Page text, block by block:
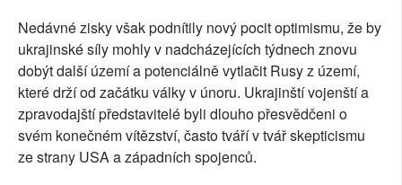
Nedávné zisky však podnítily nový pocit optimismu, že by
ukrajinské síly mohly v nadcházejících týdnech znovu
dobýt další území a potenciálně vytlačit Rusy z území,
které drží od začátku války v únoru. Ukrajinští vojenští a
zpravodajští představitelé byli dlouho přesvědčeni o
svém konečném vítězství, často tváří v tvář skepticismu
ze strany USA a západních spojenců.